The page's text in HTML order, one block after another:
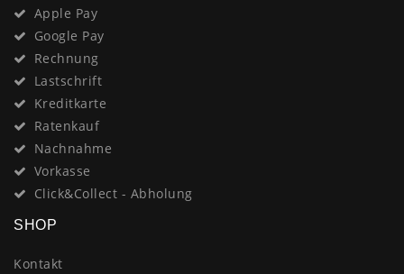
Apple Pay
Google Pay
Rechnung
Lastschrift
Kreditkarte
Ratenkauf
Nachnahme
Vorkasse
Click&Collect - Abholung
SHOP
Kontakt